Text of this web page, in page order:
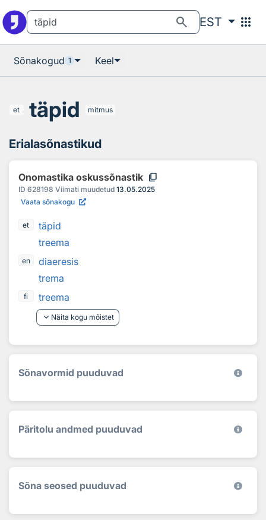
search EST apps
Sõnakogud 1 Keel
et täpid mitmus
Erialasõnastikud
Onomastika oskussõnastik content_copy
ID 628198 Viimati muudetud 13.05.2025
Vaata sõnakogu
et
täpid
treema
en
diaeresis
trema
fi
treema
keyboard_arrow_down Näita kogu mõistet
Sõnavormid puuduvad
Päritolu andmed puuduvad
Sõna seosed puuduvad